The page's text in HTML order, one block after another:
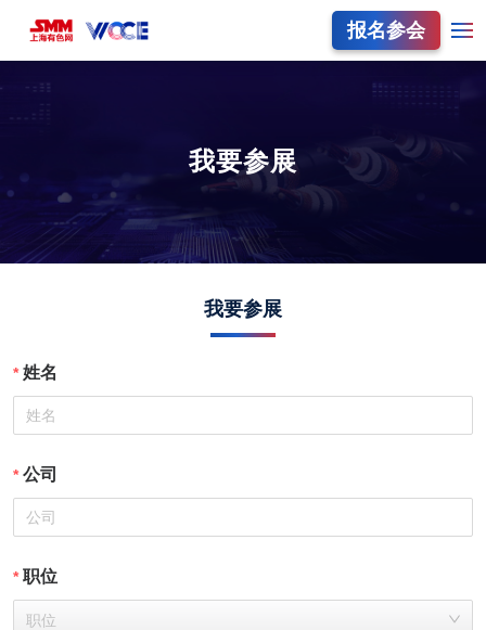
报名参会
我要参展
我要参展
姓名
公司
职位
职位